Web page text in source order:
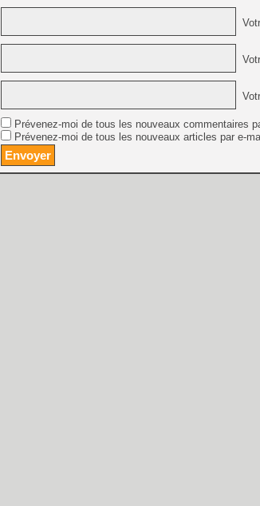
Prévenez-moi de tous les nouveaux commentaires
Prévenez-moi de tous les nouveaux articles par e-